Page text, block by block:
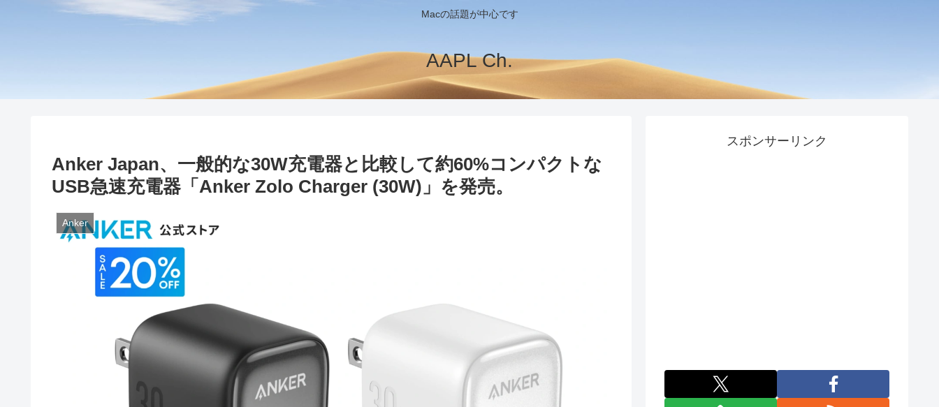
Macの話題が中心です
AAPL Ch.
Anker Japan、一般的な30W充電器と比較して約60%コンパクトな
USB急速充電器「Anker Zolo Charger (30W)」を発売。
Anker
スポンサーリンク